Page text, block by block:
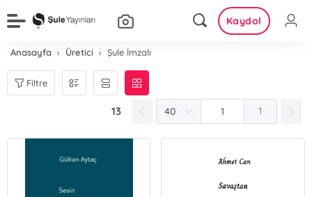
Kaydol
Anasayfa Üretici Şule İmzalı
Filtre
13 1